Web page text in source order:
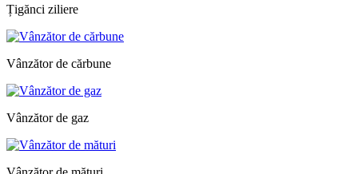
Țigănci ziliere
Vânzător de cărbune
Vânzător de gaz